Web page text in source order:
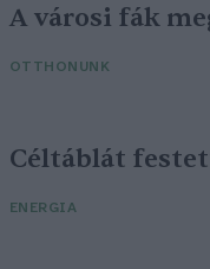
A városi fák
OTTHONUNK
Céltáblát
ENERGIA